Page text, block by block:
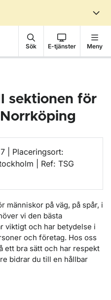
Sök E-tjänster Meny
sektionen för
| Placeringsort:
| Ref: TSG
människor på väg, på spår, i
vi den bästa
viktigt och har betydelse i
och företag. Hos oss
ett bra sätt och har respekt
bidrar du till en hållbar